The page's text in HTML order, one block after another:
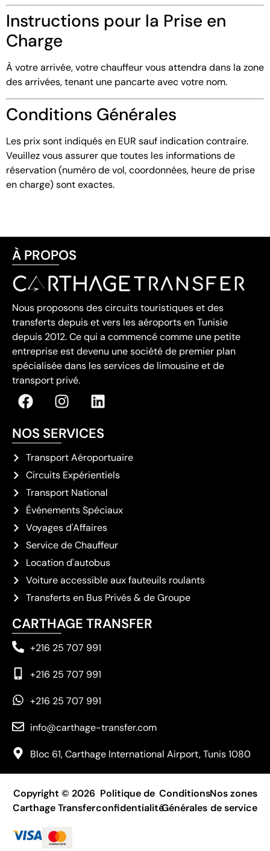
Instructions pour la Prise en
Charge
À votre arrivée, votre chauffeur vous attendra dans la zone
des arrivées, tenant une pancarte avec votre nom.
Conditions Générales
Les prix sont indiqués en EUR sauf indication contraire.
Veuillez vous assurer que toutes les informations de
réservation (numéro de vol, coordonnées, heure de prise
en charge) sont exactes.
À PROPOS
Nous proposons des circuits touristiques et des
transferts depuis et vers les aéroports en Tunisie
depuis 2012. Ce qui a commencé comme une petite
entreprise est devenu une société de premier plan
spécialisée dans les services de limousine et de
transport privé.
NOS SERVICES
Transport Aéroportuaire
Circuits Expérientiels
Transport National
Événements Spéciaux
Voyages d'Affaires
Service de Chauffeur
Location d'autobus
Voiture accessible aux fauteuils roulants
Transferts en Bus Privés & de Groupe
CARTHAGE TRANSFER
+216 25 707 991
+216 25 707 991
+216 25 707 991
info@carthage-transfer.com
Bloc 61, Carthage International Airport, Tunis 1080
Copyright © 2026
Carthage Transfer
Politique de
confidentialité
Conditions
Générales
Nos zones
de service